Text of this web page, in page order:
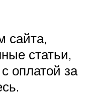
сайта,
статьи,
оплатой за